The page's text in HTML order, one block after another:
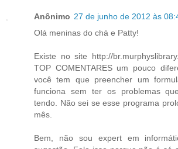
Anônimo 27 de junho de 2012 às
Olá meninas do chá e Patty!
Existe no site http://
TOP COMENTARES um pouco
você tem que preencher um
funciona sem ter os problemas
tendo. Não sei se esse programa
mês.
Bem, não sou expert em